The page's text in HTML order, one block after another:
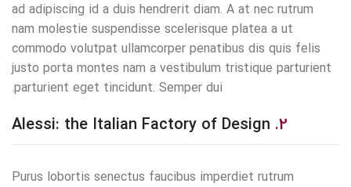
ad adipiscing id a duis hendrerit diam. A at nec rutrum
nam molestie suspendisse scelerisque platea a ut
commodo volutpat ullamcorper penatibus dis quis felis
justo porta montes nam a vestibulum tristique parturient
parturient eget tincidunt. Semper dui.
2.
Purus lobortis senectus faucibus imperdiet rutrum